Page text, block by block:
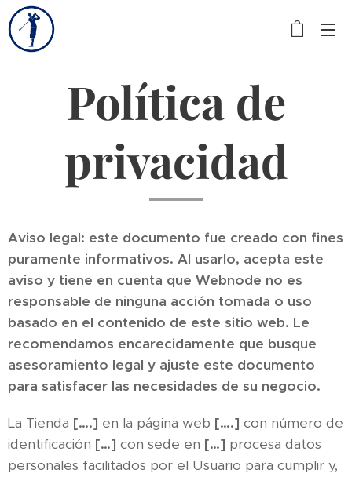
Política de
privacidad
Aviso legal: este documento fue creado con fines
puramente informativos. Al usarlo, acepta este
aviso y tiene en cuenta que Webnode no es
responsable de ninguna acción tomada o uso
basado en el contenido de este sitio web. Le
recomendamos encarecidamente que busque
asesoramiento legal y ajuste este documento
para satisfacer las necesidades de su negocio.
La Tienda [….] en la página web [….] con número de
identificación […] con sede en […] procesa datos
personales facilitados por el Usuario para cumplir y,